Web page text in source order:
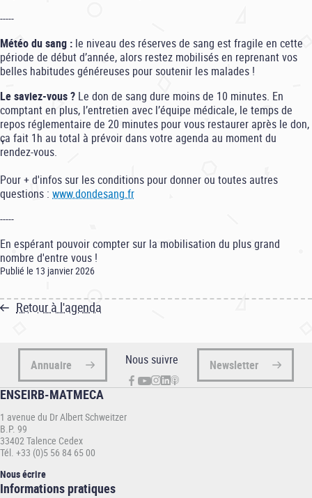
-----
Météo du sang : le niveau des réserves de sang est fragile en cette
période de début d’année, alors restez mobilisés en reprenant vos
belles habitudes généreuses pour soutenir les malades !
Le saviez-vous ? Le don de sang dure moins de 10 minutes. En
comptant en plus, l’entretien avec l’équipe médicale, le temps de
repos réglementaire de 20 minutes pour vous restaurer après le don,
ça fait 1h au total à prévoir dans votre agenda au moment du
rendez-vous.
Pour + d'infos sur les conditions pour donner ou toutes autres
questions : www.dondesang.fr
-----
En espérant pouvoir compter sur la mobilisation du plus grand
nombre d'entre vous !
Publié le 13 janvier 2026
Retour à l'agenda
Annuaire Nous suivre Newsletter
ENSEIRB-MATMECA
1 avenue du Dr Albert Schweitzer
B.P. 99
33402 Talence Cedex
Tél. +33 (0)5 56 84 65 00
Nous écrire
Informations
Informations pratiques